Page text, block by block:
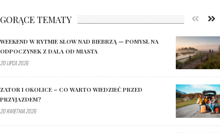
GORĄCE TEMATY
WEEKEND W RYTMIE SLOW NAD BIEBRZĄ — POMYSŁ NA
ODPOCZYNEK Z DALA OD MIASTA
20 LIPCA 2026
ZATOR I OKOLICE – CO WARTO WIEDZIEĆ PRZED
PRZYJAZDEM?
20 KWIETNIA 2026